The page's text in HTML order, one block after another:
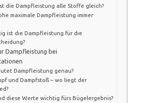
die Dampfleistung alle Stoffe gleich?
maximale Dampfleistung immer
ist die Dampfleistung für die
Dampfleistung bei
Dampfleistung genau?
und Dampfstoß – wo liegt der
diese Werte wichtig fürs Bügelergebnis?